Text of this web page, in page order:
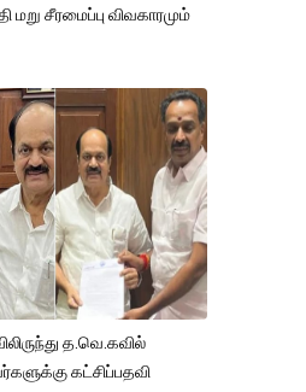
மறு சீரமைப்பு விவகாரமும்
த.வெ.கவில்
கட்சிப்பதவி